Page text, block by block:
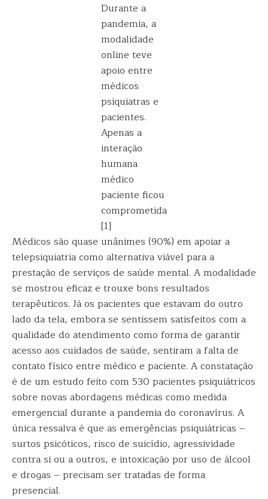
Durante a
pandemia, a
modalidade
online teve
apoio entre
médicos
psiquiatras e
pacientes.
Apenas a
interação
humana
médico
paciente ficou
comprometida
[1]
Médicos são quase unânimes (90%) em apoiar a
telepsiquiatria como alternativa viável para a
prestação de serviços de saúde mental. A modalidade
se mostrou eficaz e trouxe bons resultados
terapêuticos. Já os pacientes que estavam do outro
lado da tela, embora se sentissem satisfeitos com a
qualidade do atendimento como forma de garantir
acesso aos cuidados de saúde, sentiram a falta de
contato físico entre médico e paciente. A constatação
é de um estudo feito com 530 pacientes psiquiátricos
sobre novas abordagens médicas como medida
emergencial durante a pandemia do coronavírus. A
única ressalva é que as emergências psiquiátricas –
surtos psicóticos, risco de suicídio, agressividade
contra si ou a outros, e intoxicação por uso de álcool
e drogas – precisam ser tratadas de forma
presencial.